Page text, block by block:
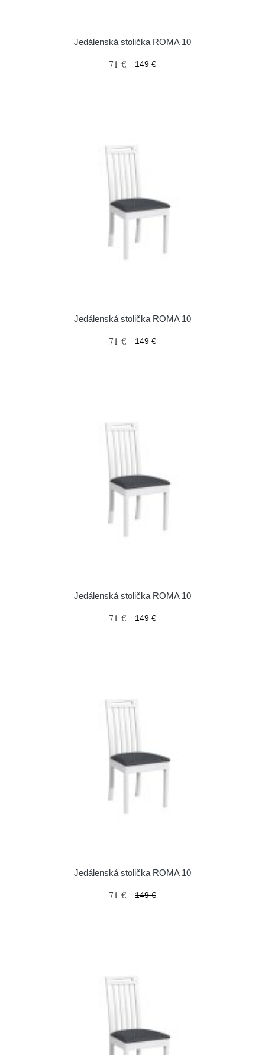
Jedálenská stolička ROMA 10
71 € 149 €
Jedálenská stolička ROMA 10
71 € 149 €
Jedálenská stolička ROMA 10
71 € 149 €
Jedálenská stolička ROMA 10
71 € 149 €